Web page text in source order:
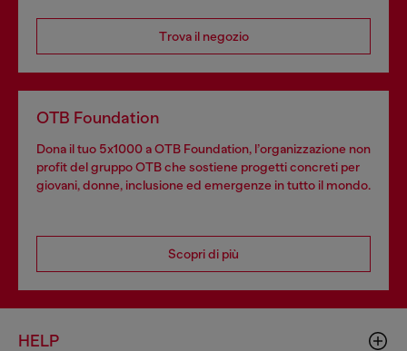
Trova il negozio
OTB Foundation
Dona il tuo 5x1000 a OTB Foundation, l’organizzazione non
profit del gruppo OTB che sostiene progetti concreti per
giovani, donne, inclusione ed emergenze in tutto il mondo.
Scopri di più
HELP